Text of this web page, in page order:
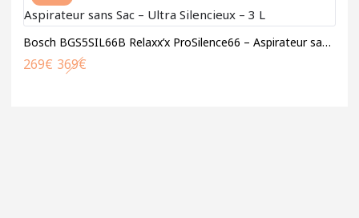
Bosch BGS5SIL66B Relaxx’x ProSilence66 – Aspirateur sans Sac – Ultra Silencieux – 3 L
369€
269€